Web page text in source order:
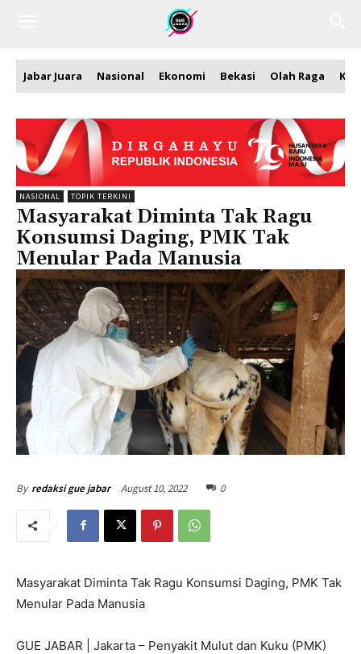
Jabar Juara Nasional Ekonomi Bekasi Olah Raga
NASIONAL TOPIK TERKINI
Masyarakat Diminta Tak Ragu
Konsumsi Daging, PMK Tak
Menular Pada Manusia
By redaksi gue jabar August 10, 2022 0
Masyarakat Diminta Tak Ragu Konsumsi Daging, PMK Tak
Menular Pada Manusia
GUE JABAR | Jakarta – Penyakit Mulut dan Kuku (PMK)